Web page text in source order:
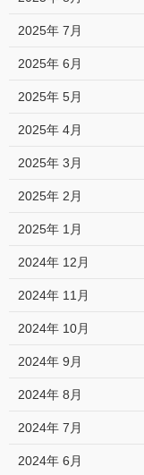
2025年 7月
2025年 6月
2025年 5月
2025年 4月
2025年 3月
2025年 2月
2025年 1月
2024年 12月
2024年 11月
2024年 10月
2024年 9月
2024年 8月
2024年 7月
2024年 6月